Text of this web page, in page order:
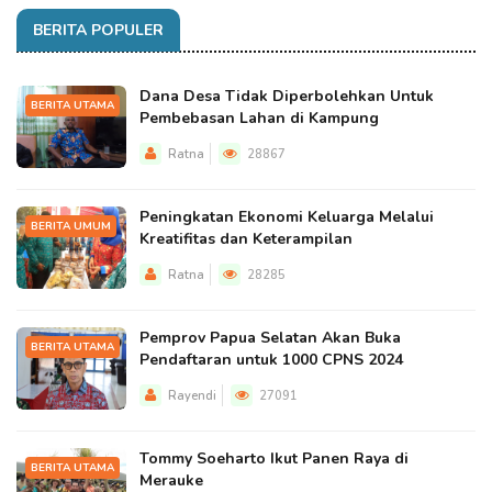
BERITA POPULER
BERITA UTAMA
Dana Desa Tidak Diperbolehkan Untuk
Pembebasan Lahan di Kampung
Ratna 28867
BERITA UMUM
Peningkatan Ekonomi Keluarga Melalui
Kreatifitas dan Keterampilan
Ratna 28285
BERITA UTAMA
Pemprov Papua Selatan Akan Buka
Pendaftaran untuk 1000 CPNS 2024
Rayendi 27091
BERITA UTAMA
Tommy Soeharto Ikut Panen Raya di
Merauke